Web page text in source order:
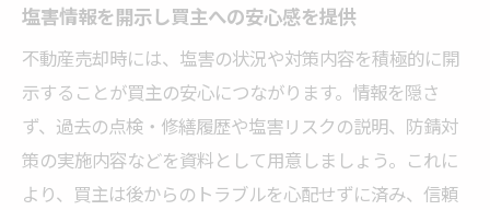
塩害情報を開示し買主への安心感を提供
不動産売却時には、塩害の状況や対策内容を積極的に開
示することが買主の安心につながります。情報を隠さ
ず、過去の点検・修繕履歴や塩害リスクの説明、防錆対
策の実施内容などを資料として用意しましょう。これに
より、買主は後からのトラブルを心配せずに済み、信頼